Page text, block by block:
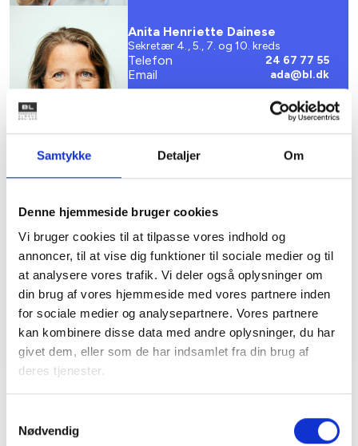
Samtykke Detaljer Om
Denne hjemmeside bruger cookies
Vi bruger cookies til at tilpasse vores indhold og
annoncer, til at vise dig funktioner til sociale medier og til
at analysere vores trafik. Vi deler også oplysninger om
din brug af vores hjemmeside med vores partnere inden
for sociale medier og analysepartnere. Vores partnere
kan kombinere disse data med andre oplysninger, du har
givet dem, eller som de har indsamlet fra din brug af
deres tjenester.
Nødvendig
Kun medlemmer af BLs almene
mål udvalg kan deltage i mødet.
Mødet afholdes online via Teams.
Dagsorden fremsendes til udvalget.
Anita Henriette Dainese
Sekretær 4., 5., 7. og 10. kreds
Telefon 24 67 77 55
Email ada@bl.dk